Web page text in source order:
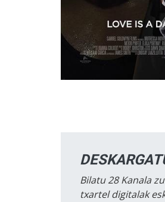
Bilatu 28 Kanala
txartel digitalak